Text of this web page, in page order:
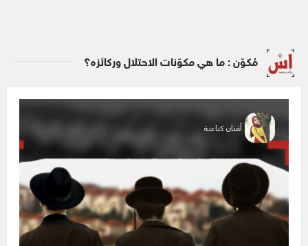
مُكوّن : ما هي مكوّنات الاحتلال وركائزه؟
أفنان كناعنة